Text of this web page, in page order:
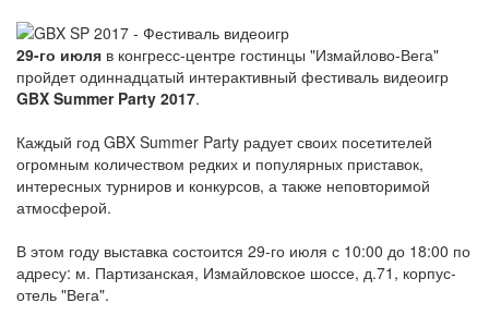
29-го июля в конгресс-центре гостинцы "Измайлово-Вега"
пройдет одиннадцатый интерактивный фестиваль видеоигр
GBX Summer Party 2017.
Каждый год GBX Summer Party радует своих посетителей
огромным количеством редких и популярных приставок,
интересных турниров и конкурсов, а также неповторимой
атмосферой.
В этом году выставка состоится 29-го июля с 10:00 до 18:00 по
адресу: м. Партизанская, Измайловское шоссе, д.71, корпус-
отель "Вега".